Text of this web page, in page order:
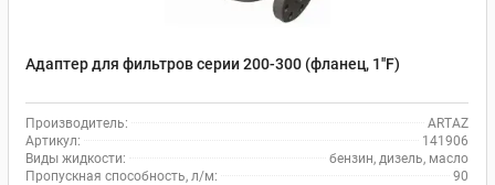
Адаптер для фильтров серии 200-300 (фланец, 1''F)
Производитель:
ARTAZ
Артикул:
141906
Виды жидкости:
бензин, дизель, масло
Пропускная способность, л/м:
90